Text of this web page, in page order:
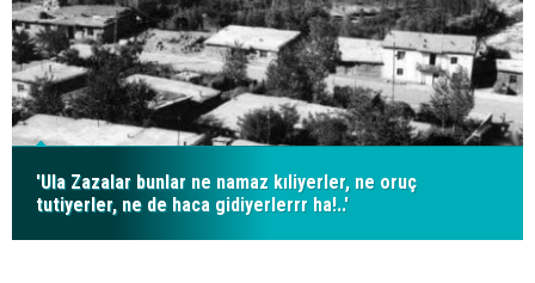
'Ula Zazalar bunlar ne namaz kıliyerler, ne oruç
tutiyerler, ne de haca gidiyerlerrr ha!..'